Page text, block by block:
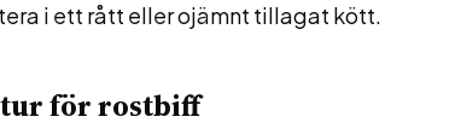
i ett rått eller ojämnt tillagat kött.
för rostbiff